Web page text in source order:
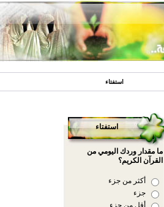
استفتاء
استفتاء
ما مقدار وردك اليومي من
القرآن الكريم؟
أكثر من جزء
جزء
أقل من جزء